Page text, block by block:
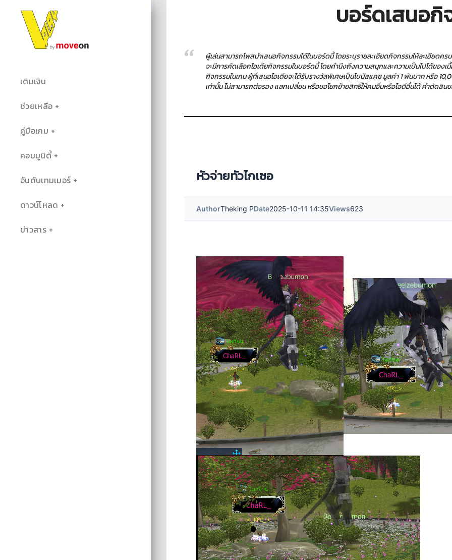
เติมเงิน
ช่วยเหลือ
คู่มือเกม
คอมมูนิตี้
อันดับเทมเมอร์
ดาวน์โหลด
ข่าวสาร
บอร์ดเสนอกิ
ผู้เล่นสามารถโพสนำเสนอกิจกรรมได้ในบอร์ดนี้ โดยระบุรายละเอียดกิจกรรมให้ละเอียด
จะมีการคัดเลือกไอเดียกิจกรรมในบอร์ดนี้ โดยคำนึงถึงความสนุกและความเป็นไปได้ของ
กิจกรรมในเกม ผู้ที่เสนอไอเดียจะได้รับรางวัลพิเศษเป็นโบนัสแคช มูลค่า 1 พันบาท หรือ
เท่านั้น ไม่สามารถต่อรอง แลกเปลี่ยน หรือขอโยกย้ายสิทธิ์ให้คนอื่นหรือไอดีอื่นได้ คำตัดสิ
หัวจ่ายทัวไกเซอ
AuthorTheking PDate2025-10-11 14:35Views623